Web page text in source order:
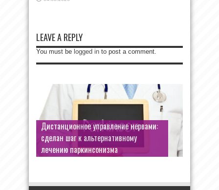
LEAVE A REPLY
You must be logged in to post a comment.
Дистанционное управление нервами:
сделан шаг к альтернативному
лечению паркинсонизма